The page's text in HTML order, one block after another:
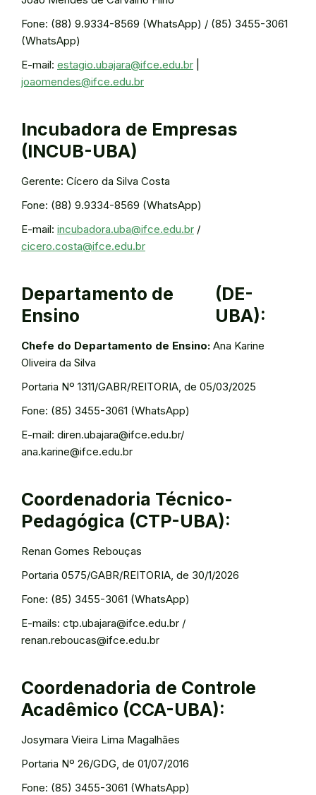
Fone: (88) 9.9334-8569 (WhatsApp) / (85) 3455-3061
(WhatsApp)
E-mail: estagio.ubajara@ifce.edu.br
joaomendes@ifce.edu.br
Incubadora de Empresas
(INCUB-UBA)
Gerente: Cícero da Silva Costa
Fone: (88) 9.9334-8569 (WhatsApp)
E-mail: incubadora.uba@ifce.edu.br /
cicero.costa@ifce.edu.br
Departamento de
Ensino
(DE-
UBA):
Chefe do Departamento de Ensino: Ana Karine
Oliveira da Silva
Portaria Nº 1311/GABR/REITORIA, de 05/03/2025
Fone: (85) 3455-3061 (WhatsApp)
E-mail: diren.ubajara@ifce.edu.br/
ana.karine@ifce.edu.br
Coordenadoria Técnico-
Pedagógica (CTP-UBA):
Renan Gomes Rebouças
Portaria 0575/GABR/REITORIA, de 30/1/2026
Fone: (85) 3455-3061 (WhatsApp)
E-mails: ctp.ubajara@ifce.edu.br /
renan.reboucas@ifce.edu.br
Coordenadoria de Controle
Acadêmico (CCA-UBA):
Josymara Vieira Lima Magalhães
Portaria Nº 26/GDG, de 01/07/2016
Fone: (85) 3455-3061 (WhatsApp)